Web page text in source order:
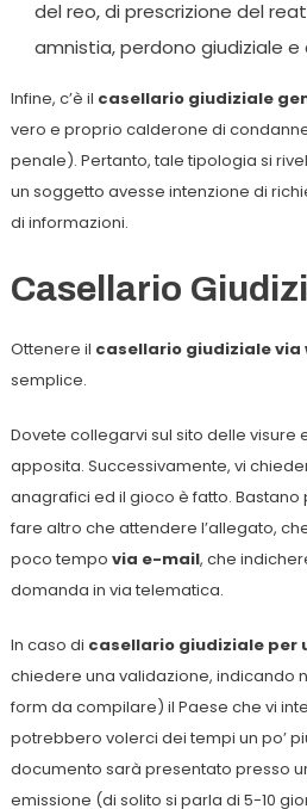
del reo, di prescrizione del
amnistia, perdono giudiziale e
Infine, c’è il casellario giudiziale
vero e proprio calderone di
penale). Pertanto, tale tipologia si
un soggetto avesse intenzione di
di informazioni.
Casellario
Ottenere il casellario giudiziale via
semplice.
Dovete collegarvi sul sito delle visure
apposita. Successivamente, vi
anagrafici ed il gioco è fatto.
fare altro che attendere l’allegato,
poco tempo via e-mail, che
domanda in via telematica.
In caso di casellario giudiziale per
chiedere una validazione, indicando
form da compilare) il Paese che vi
potrebbero volerci dei tempi un po’
documento sarà presentato presso
emissione (di solito si parla di 5-10